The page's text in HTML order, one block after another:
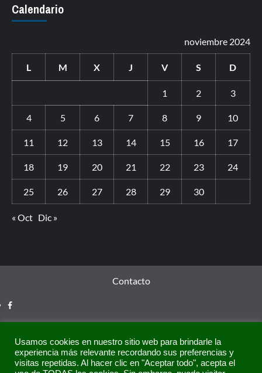
Calendario
noviembre 2024
L M X J V S D
1 2 3
4 5 6 7 8 9 10
11 12 13 14 15 16 17
18 19 20 21 22 23 24
25 26 27 28 29 30
« Oct Dic »
Contacto
Usamos cookies en nuestro sitio web para brindarle la
experiencia más relevante recordando sus preferencias y
visitas repetidas. Al hacer clic en "Aceptar todo", acepta el